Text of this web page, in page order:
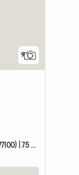
9
Casa entera | Nanteuil-lès-Meaux (77100) | 75 M2